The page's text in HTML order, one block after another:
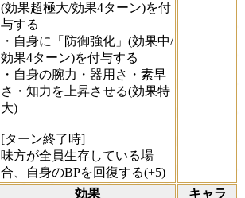
(効果超極大/効果4ターン)を付
与する
・自身に「防御強化」(効果中/
効果4ターン)を付与する
・自身の腕力・器用さ・素早
さ・知力を上昇させる(効果特
大)
[ターン終了時]
味方が全員生存している場
合、自身のBPを回復する(+5)
効果 キャラ